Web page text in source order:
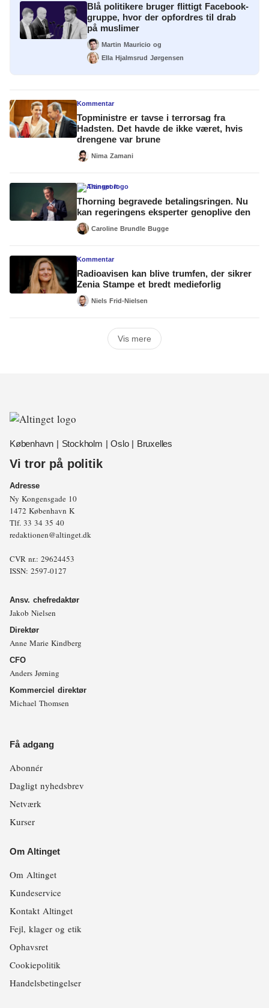
Blå politikere bruger flittigt Facebook-
gruppe, hvor der opfordres til drab
på muslimer
Martin Mauricio og
Ella Hjalmsrud Jørgensen
Kommentar
Topministre er tavse i terrorsag fra
Hadsten. Det havde de ikke været, hvis
drengene var brune
Nima Zamani
Transport
Thorning begravede betalingsringen. Nu
kan regeringens eksperter genoplive den
Caroline Brundle Bugge
Kommentar
Radioavisen kan blive trumfen, der sikrer
Zenia Stampe et bredt medieforlig
Niels Frid-Nielsen
Vis mere
København | Stockholm | Oslo | Bruxelles
Vi tror på politik
Adresse
Ny Kongensgade 10
1472 København K
Tlf. 33 34 35 40
redaktionen@altinget.dk
CVR nr.: 29624453
ISSN: 2597-0127
Ansv. chefredaktør
Jakob Nielsen
Direktør
Anne Marie Kindberg
CFO
Anders Jørning
Kommerciel direktør
Michael Thomsen
Få adgang
Abonnér
Dagligt nyhedsbrev
Netværk
Kurser
Om Altinget
Om Altinget
Kundeservice
Kontakt Altinget
Fejl, klager og etik
Ophavsret
Cookiepolitik
Handelsbetingelser